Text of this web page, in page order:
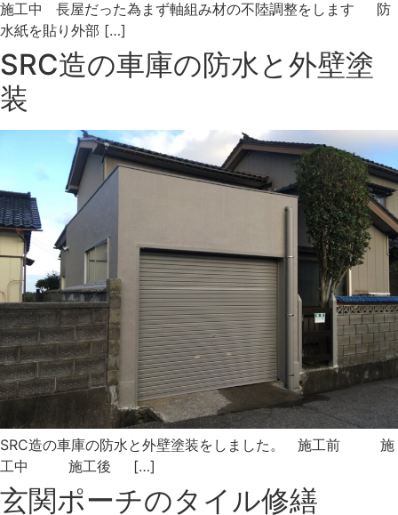
施工中 長屋だった為まず軸組み材の不陸調整をします 防
水紙を貼り外部 […]
SRC造の車庫の防水と外壁塗
装
SRC造の車庫の防水と外壁塗装をしました。 施工前 施
工中 施工後 […]
玄関ポーチのタイル修繕